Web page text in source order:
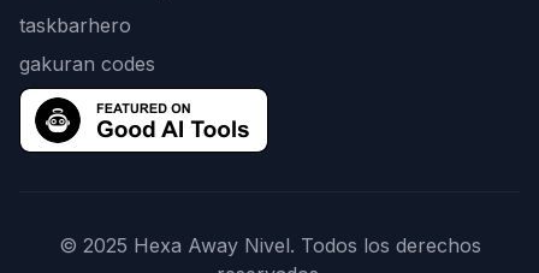
taskbarhero
gakuran codes
© 2025 Hexa Away Nivel. Todos los derechos